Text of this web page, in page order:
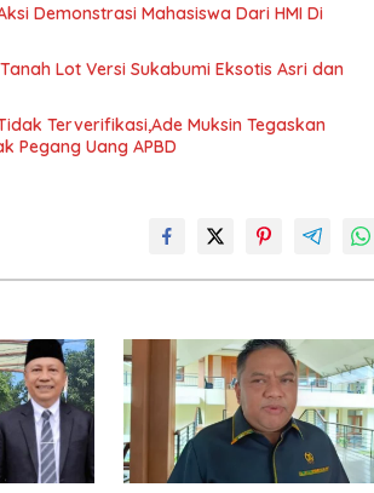
Demonstrasi Mahasiswa Dari HMI Di
Lot Versi Sukabumi Eksotis Asri dan
Terverifikasi,Ade Muksin Tegaskan
Pegang Uang APBD